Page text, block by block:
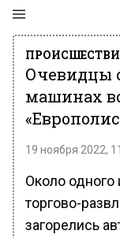
Очевидцы
машинах
19 ноября 2022,
Около
торгово-
загорелись